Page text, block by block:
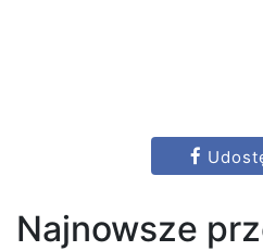
Najnowsze